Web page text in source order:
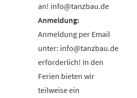
an! info@tanzbau.de
Anmeldung per Email
unter: info@tanzbau.de
erforderlich! In den
Ferien bieten wir
teilweise ein